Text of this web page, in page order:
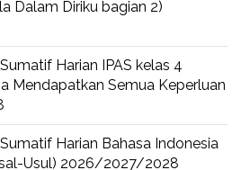
Dalam Diriku bagian 2)
Harian IPAS kelas 4
Mendapatkan Semua Keperluan
Harian Bahasa Indonesia
Usul) 2026/2027/2028